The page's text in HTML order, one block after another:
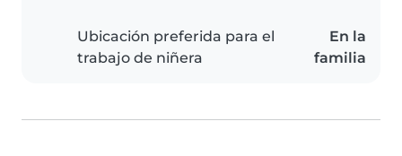
Ubicación preferida para el
trabajo de niñera
En la
familia